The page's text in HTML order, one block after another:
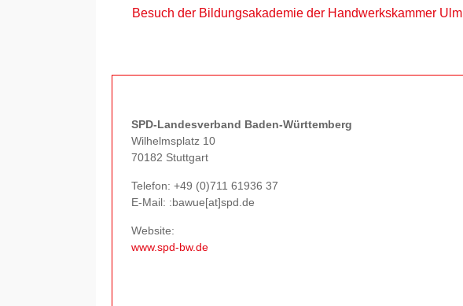
Besuch der Bildungsakademie der Handwerkskammer Ulm
SPD-Landesverband Baden-Württemberg
Wilhelmsplatz 10
70182 Stuttgart
Telefon: +49 (0)711 61936 37
E-Mail: :bawue[at]spd.de
Website:
www.spd-bw.de